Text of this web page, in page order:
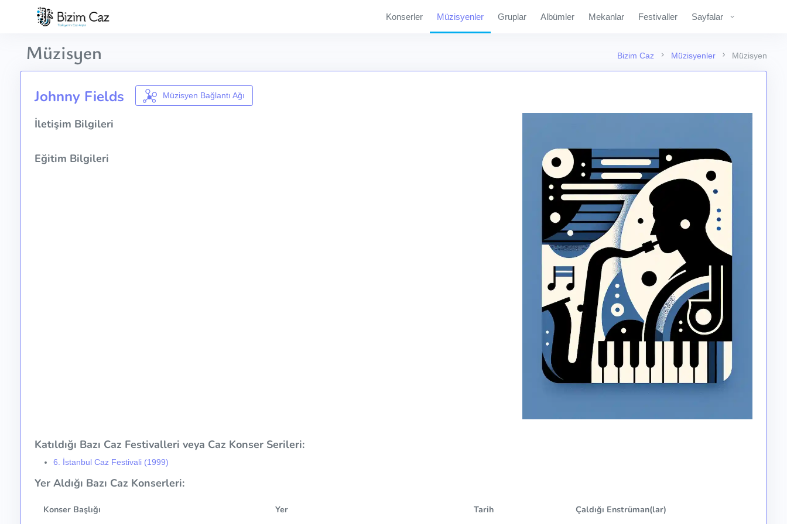
Konserler Müzisyenler Gruplar Albümler Mekanlar Festivaller Sayfalar
Bizim Caz Müzisyenler Müzisyen
Müzisyen
Johnny Fields Müzisyen Bağlantı Ağı
İletişim Bilgileri
Eğitim Bilgileri
Katıldığı Bazı Caz Festivalleri veya Caz Konser Serileri:
6. İstanbul Caz Festivali (1999)
Yer Aldığı Bazı Caz Konserleri:
Konser Başlığı Yer Tarih Çaldığı Enstrüman(lar)